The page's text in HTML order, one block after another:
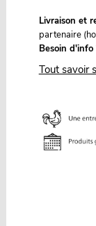
Livraison et
partenaire
Besoin d'info
Tout savoir